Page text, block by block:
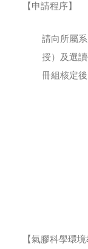
【申請程序】
請向所屬
授）及選
冊組核定後
【氣膠科學環